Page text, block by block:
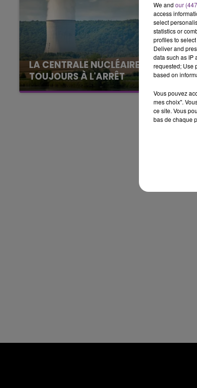
LA CENTRALE NUCLÉAIRE DE CHOOZ
TOUJOURS À L'ARRÊT
Cela fait déjà une semaine que la centrale
nucléaire ardennaise est à l'arrêt. Une
justifiée par la sécheresse intense qui est
We and our
access
select
statistics or
profiles to
Deliver and
data such as IP
requested; Use
based on
Vous pouvez
mes choix".
ce site. Vous
bas de chaque